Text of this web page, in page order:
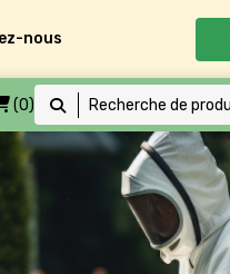
nous
(0)